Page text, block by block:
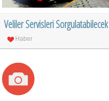
Veliler Servisleri Sorgulatabilecek
Haber